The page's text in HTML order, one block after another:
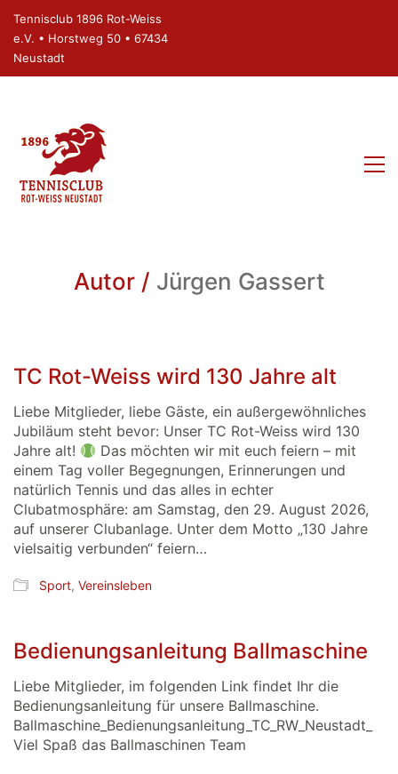
Tennisclub 1896 Rot-Weiss
e.V. • Horstweg 50 • 67434
Neustadt
Autor / Jürgen Gassert
TC Rot-Weiss wird 130 Jahre alt
Liebe Mitglieder, liebe Gäste, ein außergewöhnliches
Jubiläum steht bevor: Unser TC Rot-Weiss wird 130
Jahre alt!
Das möchten wir mit euch feiern – mit
einem Tag voller Begegnungen, Erinnerungen und
natürlich Tennis und das alles in echter
Clubatmosphäre: am Samstag, den 29. August 2026,
auf unserer Clubanlage. Unter dem Motto „130 Jahre
vielsaitig verbunden“ feiern…
Sport, Vereinsleben
Bedienungsanleitung Ballmaschine
Liebe Mitglieder, im folgenden Link findet Ihr die
Bedienungsanleitung für unsere Ballmaschine.
Ballmaschine_Bedienungsanleitung_TC_RW_Neustadt_
Viel Spaß das Ballmaschinen Team